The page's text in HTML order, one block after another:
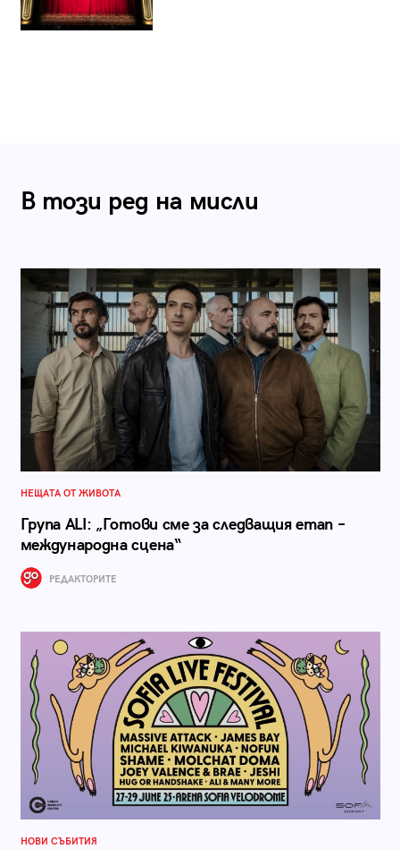
В този ред на мисли
НЕЩАТА ОТ ЖИВОТА
Група ALI: „Готови сме за следващия етап –
международна сцена“
РЕДАКТОРИТЕ
НОВИ СЪБИТИЯ